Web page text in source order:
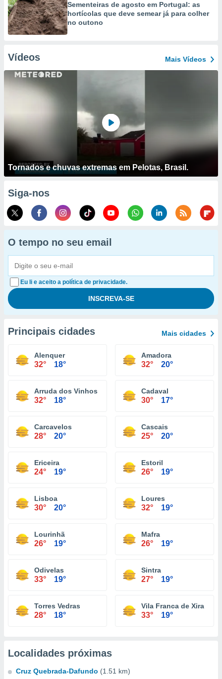
Sementeiras de agosto em Portugal: as
hortícolas que deve semear já para colher
no outono
Vídeos Mais Vídeos
Tornados e chuvas extremas em Pelotas, Brasil.
Siga-nos
O tempo no seu email
Eu li e aceito a política de privacidade.
Principais cidades Mais cidades
Alenquer
32° 18°
Amadora
32° 20°
Arruda dos Vinhos
32° 18°
Cadaval
30° 17°
Carcavelos
28° 20°
Cascais
25° 20°
Ericeira
24° 19°
Estoril
26° 19°
Lisboa
30° 20°
Loures
32° 19°
Lourinhã
26° 19°
Mafra
26° 19°
Odivelas
33° 19°
Sintra
27° 19°
Torres Vedras
28° 18°
Vila Franca de Xira
33° 19°
Localidades próximas
Cruz Quebrada-Dafundo (1.51 km)